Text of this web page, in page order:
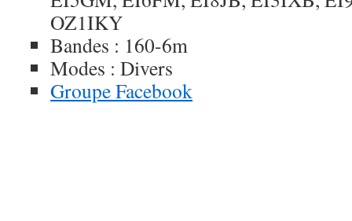
OZ1IKY
Bandes : 160-6m
Modes : Divers
Groupe Facebook